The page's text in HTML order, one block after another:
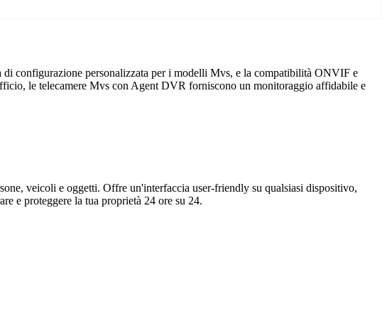
configurazione personalizzata per i modelli Mvs, e la compatibilità ONVIF e
le telecamere Mvs con Agent DVR forniscono un monitoraggio affidabile e
veicoli e oggetti. Offre un'interfaccia user-friendly su qualsiasi dispositivo,
e proteggere la tua proprietà 24 ore su 24.